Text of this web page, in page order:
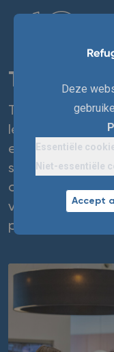
Deze
Essentiële
Niet-essentiële
Accept
TAUW
TAUW geeft
leefomgeving
een open en
samenwerking
ons de
verrijken met
perspectieven.